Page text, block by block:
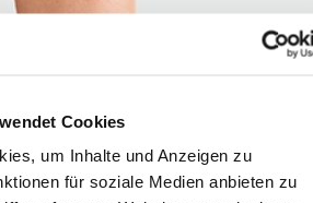
Cookies
um Inhalte und Anzeigen zu
für soziale Medien anbieten zu